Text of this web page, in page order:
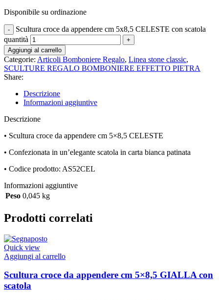
Disponibile su ordinazione
Scultura croce da appendere cm 5x8,5 CELESTE con scatola
quantità
Aggiungi al carrello
Categorie: Articoli Bomboniere Regalo, Linea stone classic,
SCULTURE REGALO BOMBONIERE EFFETTO PIETRA
Share:
Descrizione
Informazioni aggiuntive
Descrizione
• Scultura croce da appendere cm 5×8,5 CELESTE
• Confezionata in un’elegante scatola in carta bianca patinata
• Codice prodotto: AS52CEL
Informazioni aggiuntive
Peso 0,045 kg
Prodotti correlati
Quick view
Aggiungi al carrello
Scultura croce da appendere cm 5×8,5 GIALLA con
scatola